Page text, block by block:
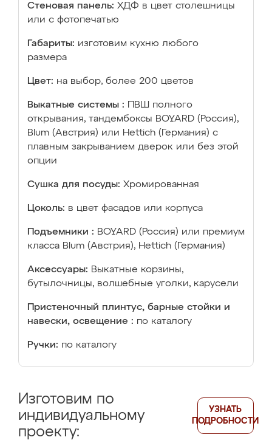
Стеновая панель: ХДФ в цвет столешницы
или с фотопечатью
Габариты: изготовим кухню любого
размера
Цвет: на выбор, более 200 цветов
Выкатные системы :
ПВШ полного
открывания, тандембоксы BOYARD (Россия),
Blum (Австрия) или Hettich (Германия) с
плавным закрыванием дверок или без этой
опции
Сушка для посуды: Хромированная
Цоколь: в цвет фасадов или корпуса
Подъемники : BOYARD (Россия) или премиум
класса Blum (Австрия), Hettich (Германия)
Аксессуары: Выкатные корзины,
бутылочницы, волшебные уголки, карусели
Пристеночный плинтус, барные стойки и
навески, освещение : по каталогу
Ручки: по каталогу
Изготовим по
индивидуальному
проекту:
УЗНАТЬ
ПОДРОБНОСТИ